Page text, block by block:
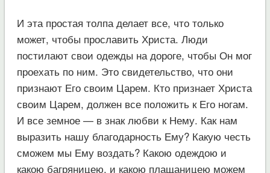
И эта простая толпа делает все, что только
может, чтобы прославить Христа. Люди
постилают свои одежды на дороге, чтобы Он мог
проехать по ним. Это свидетельство, что они
признают Его своим Царем. Кто признает Христа
своим Царем, должен все положить к Его ногам.
И все земное — в знак любви к Нему. Как нам
выразить нашу благодарность Ему? Какую честь
сможем мы Ему воздать? Какою одеждою и
какою багряницею, и какою плащаницею можем